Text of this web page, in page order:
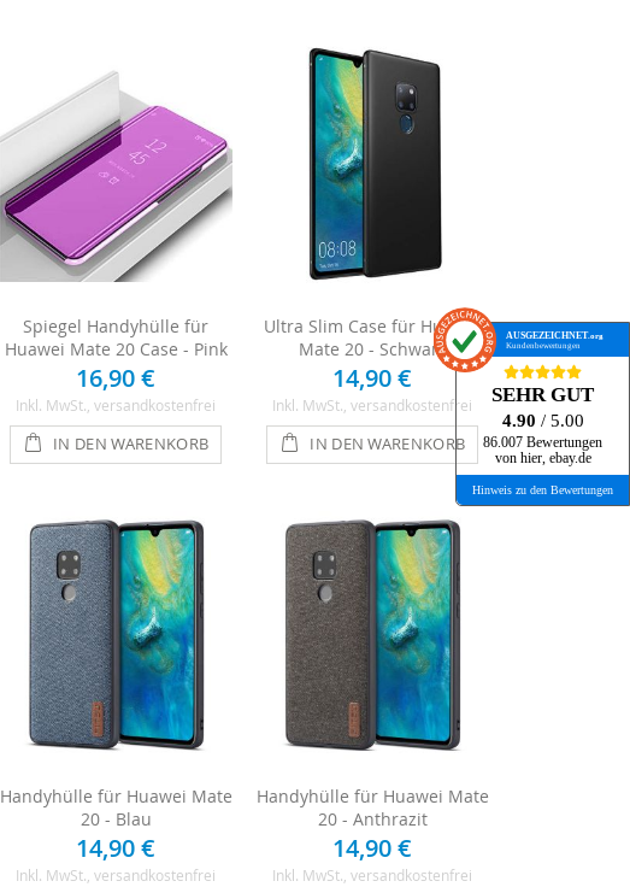
Spiegel Handyhülle für
Huawei Mate 20 Case - Pink
16,90 €
Inkl. MwSt. , versandkostenfrei
IN DEN WARENKORB
Ultra Slim Case für Huawei
Mate 20 - Schwarz
14,90 €
Inkl. MwSt. , versandkostenfrei
IN DEN WARENKORB
Handyhülle für Huawei Mate
20 - Blau
14,90 €
Inkl. MwSt. , versandkostenfrei
Handyhülle für Huawei Mate
20 - Anthrazit
14,90 €
Inkl. MwSt. , versandkostenfrei
AUSGEZEICHNET.org
Kundenbewertungen
SEHR GUT
4.90 / 5.00
86.007 Bewertungen
von hier, ebay.de
Hinweis zu den Bewertungen